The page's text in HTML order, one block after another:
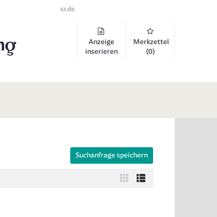
sz.de
Anzeige
inserieren
Merkzettel
(0)
und Links zu öffnen. Mit Pfeil rechts klappen Sie
Suchanfrage speichern